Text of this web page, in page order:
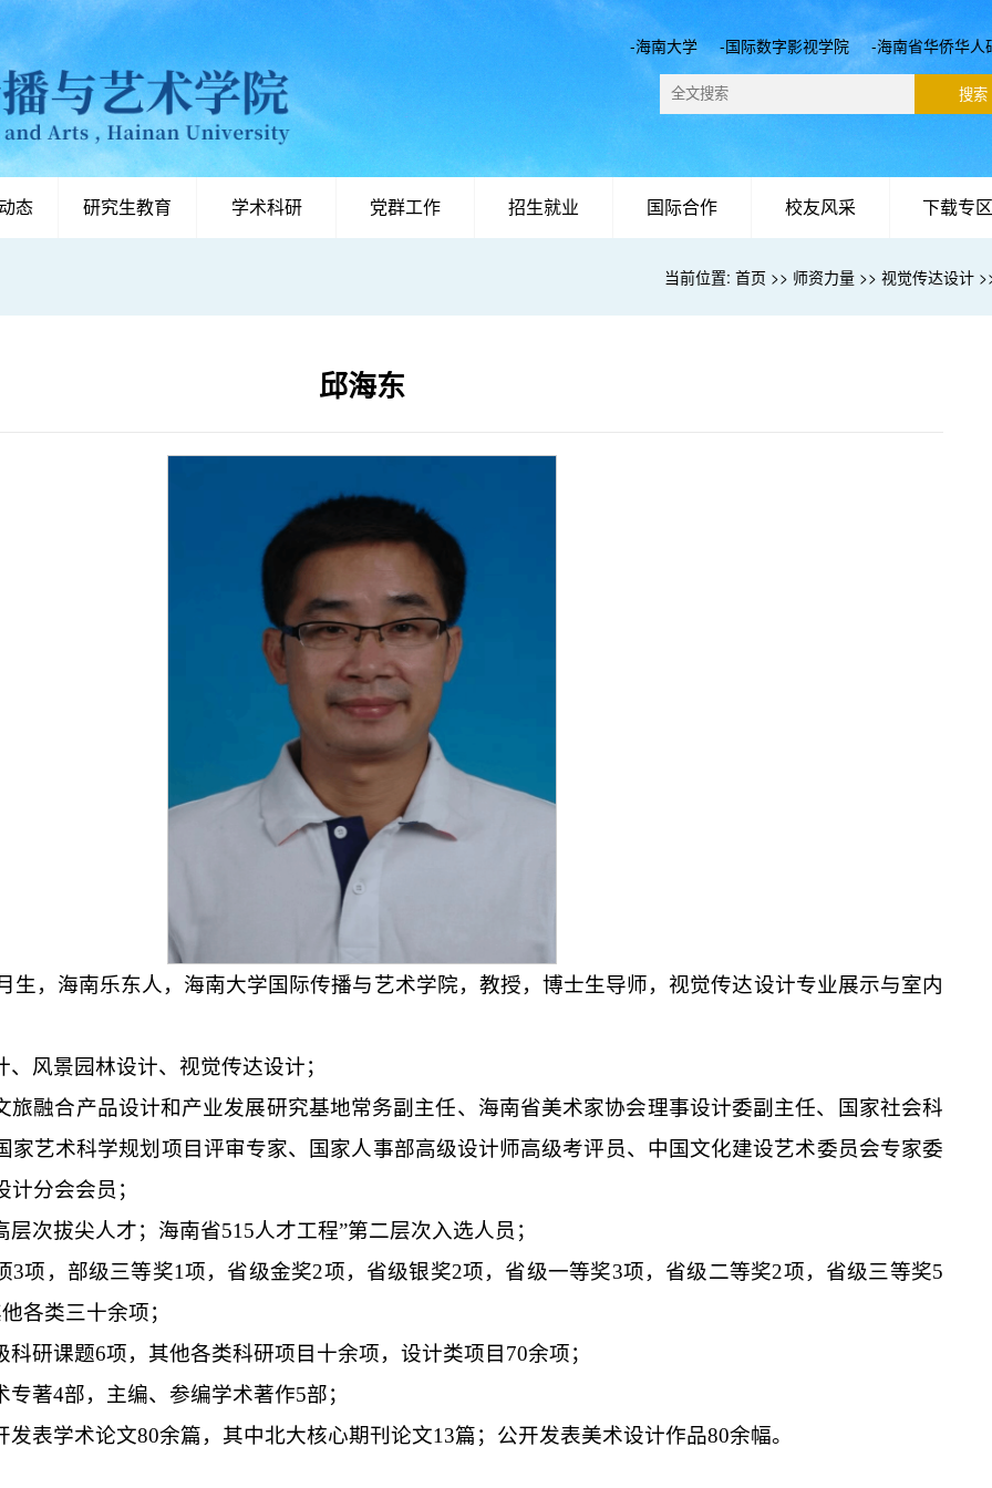
-海南省华侨华人
-国际数字影视学院
-海南大学
态 研究生教育 学术科研 党群工作 招生就业 国际合作 校友风采 下载专
当前位置: 首页 >> 师资力量 >> 视觉传达设计
邱海东
生，海南乐东人，海南大学国际传播与艺术学院，教授，博士生导师，视觉传达设计专业展示与室内
、风景园林设计、视觉传达设计；
旅融合产品设计和产业发展研究基地常务副主任、海南省美术家协会理事设计委副主任、国家社会科
家艺术科学规划项目评审专家、国家人事部高级设计师高级考评员、中国文化建设艺术委员会专家委
分会会员；
层次拔尖人才；海南省515人才工程”第二层次入选人员；
3项，部级三等奖1项，省级金奖2项，省级银奖2项，省级一等奖3项，省级二等奖2项，省级三等奖5
各类三十余项；
科研课题6项，其他各类科研项目十余项，设计类项目70余项；
专著4部，主编、参编学术著作5部；
发表学术论文80余篇，其中北大核心期刊论文13篇；公开发表美术设计作品80余幅。